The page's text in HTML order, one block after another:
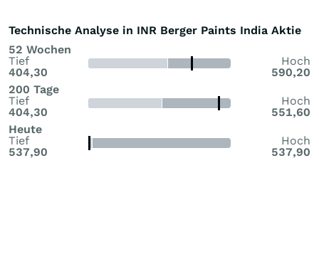
Technische Analyse in INR Berger Paints India Aktie
52 Wochen
Tief
404,30
Hoch
590,20
200 Tage
Tief
404,30
Hoch
551,60
Heute
Tief
537,90
Hoch
537,90